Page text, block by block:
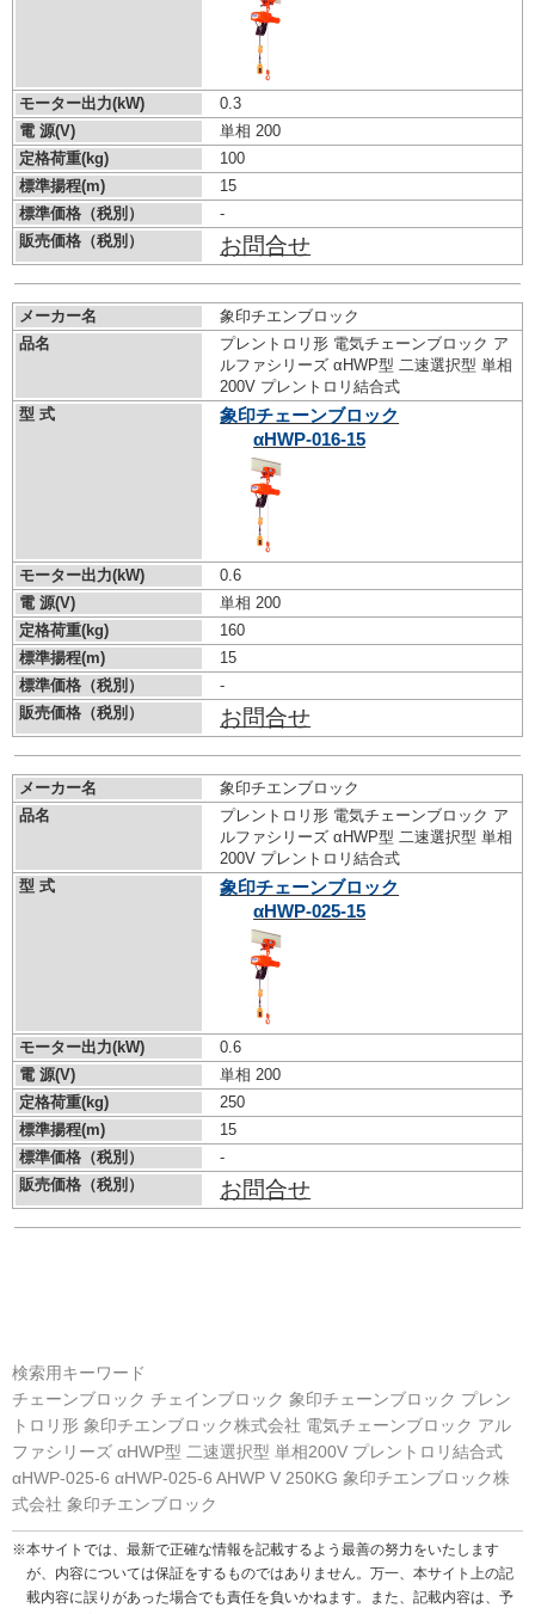
モーター出力(kW)
0.3
電 源(V)
単相 200
定格荷重(kg)
100
標準揚程(m)
15
標準価格（税別）
-
販売価格（税別）
お問合せ
メーカー名
象印チエンブロック
品名
プレントロリ形 電気チェーンブロック ア
ルファシリーズ αHWP型 二速選択型 単相
200V プレントロリ結合式
型 式
象印チェーンブロック
αHWP-016-15
モーター出力(kW)
0.6
電 源(V)
単相 200
定格荷重(kg)
160
標準揚程(m)
15
標準価格（税別）
-
販売価格（税別）
お問合せ
メーカー名
象印チエンブロック
品名
プレントロリ形 電気チェーンブロック ア
ルファシリーズ αHWP型 二速選択型 単相
200V プレントロリ結合式
型 式
象印チェーンブロック
αHWP-025-15
モーター出力(kW)
0.6
電 源(V)
単相 200
定格荷重(kg)
250
標準揚程(m)
15
標準価格（税別）
-
販売価格（税別）
お問合せ
検索用キーワード
チェーンブロック チェインブロック 象印チェーンブロック プレン
トロリ形 象印チエンブロック株式会社 電気チェーンブロック アル
ファシリーズ αHWP型 二速選択型 単相200V プレントロリ結合式
αHWP-025-6 αHWP-025-6 AHWP V 250KG 象印チエンブロック株
式会社 象印チエンブロック
※本サイトでは、最新で正確な情報を記載するよう最善の努力をいたします
が、内容については保証をするものではありません。万一、本サイト上の記
載内容に誤りがあった場合でも責任を負いかねます。また、記載内容は、予